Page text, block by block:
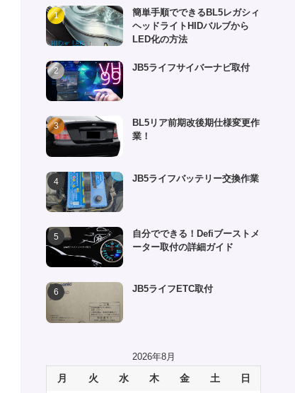
簡単手順でできるBL5レガシィ
ヘッドライトHIDバルブから
LED化の方法
JB5ライフサイバーナビ取付
BL5リア前期改後期仕様変更作
業！
JB5ライフバッテリー交換作業
自分でできる！Defiブーストメ
ーター取付の詳細ガイド
JB5ライフETC取付
2026年8月
月 火 水 木 金 土 日